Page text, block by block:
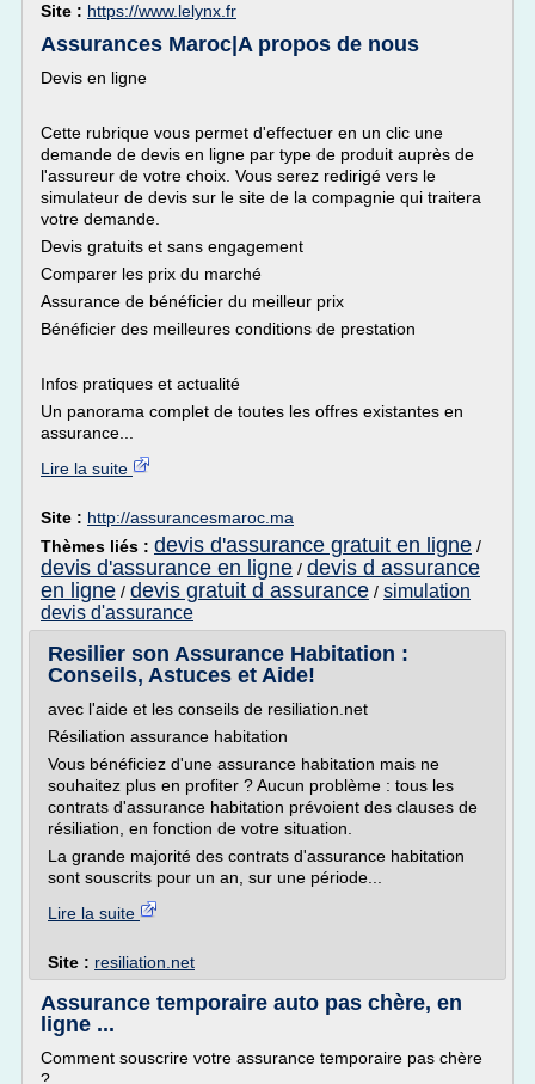
Site : https://www.lelynx.fr
Assurances Maroc|A propos de nous
Devis en ligne
Cette rubrique vous permet d'effectuer en un clic une
demande de devis en ligne par type de produit auprès de
l'assureur de votre choix. Vous serez redirigé vers le
simulateur de devis sur le site de la compagnie qui traitera
votre demande.
Devis gratuits et sans engagement
Comparer les prix du marché
Assurance de bénéficier du meilleur prix
Bénéficier des meilleures conditions de prestation
Infos pratiques et actualité
Un panorama complet de toutes les offres existantes en
assurance...
Lire la suite
Site : http://assurancesmaroc.ma
Thèmes liés : devis d'assurance gratuit en ligne /
devis d'assurance en ligne / devis d assurance
en ligne / devis gratuit d assurance / simulation
devis d'assurance
Resilier son Assurance Habitation :
Conseils, Astuces et Aide!
avec l'aide et les conseils de resiliation.net
Résiliation assurance habitation
Vous bénéficiez d'une assurance habitation mais ne
souhaitez plus en profiter ? Aucun problème : tous les
contrats d'assurance habitation prévoient des clauses de
résiliation, en fonction de votre situation.
La grande majorité des contrats d'assurance habitation
sont souscrits pour un an, sur une période...
Lire la suite
Site : resiliation.net
Assurance temporaire auto pas chère, en
ligne ...
Comment souscrire votre assurance temporaire pas chère
?